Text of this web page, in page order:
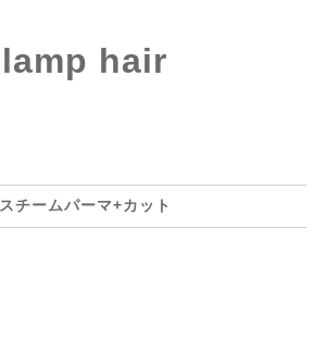
lamp hair
スチームパーマ+カット